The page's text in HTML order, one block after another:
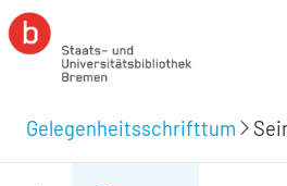
Gelegenheitsschrifttum